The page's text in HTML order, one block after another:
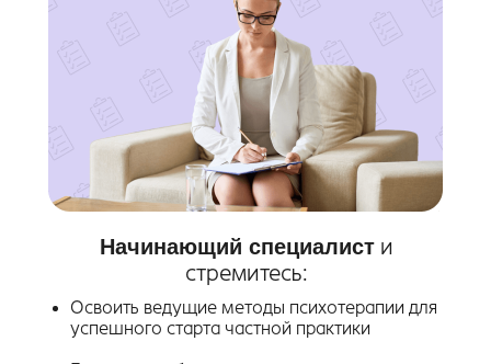
Начинающий специалисти
стремитесь:
Освоить ведущие методы психотерапии для
успешного старта частной практики